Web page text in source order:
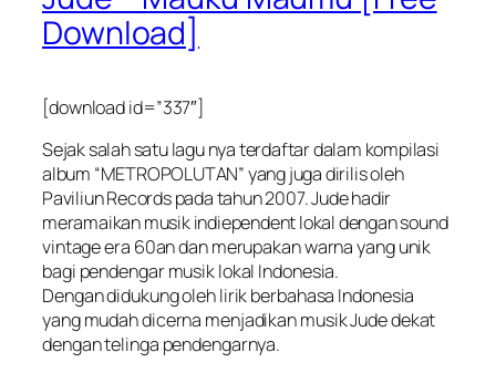
Download]
[download id=”337″]
Sejak salah satu lagu nya terdaftar dalam kompilasi
album “METROPOLUTAN” yang juga dirilis oleh
Paviliun Records pada tahun 2007. Jude hadir
meramaikan musik indiependent lokal dengan sound
vintage era 60an dan merupakan warna yang unik
bagi pendengar musik lokal Indonesia.
Dengan didukung oleh lirik berbahasa Indonesia
yang mudah dicerna menjadikan musik Jude dekat
dengan telinga pendengarnya.